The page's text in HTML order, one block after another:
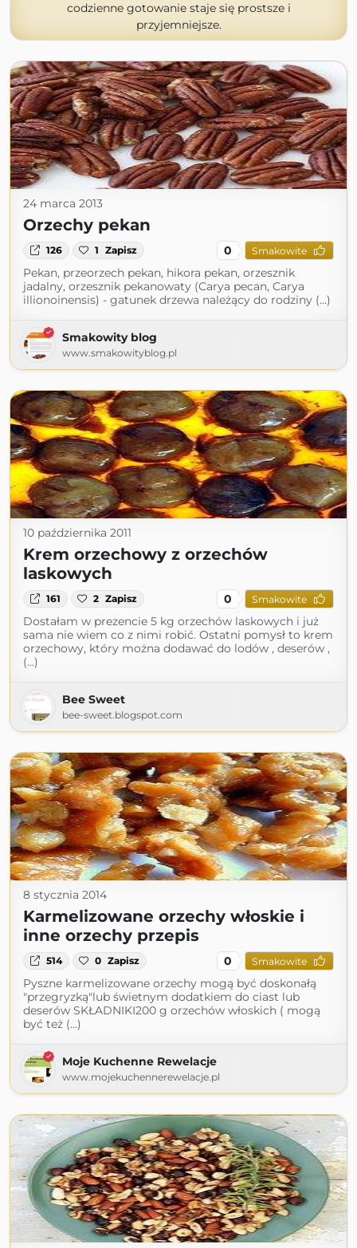
codzienne gotowanie staje się prostsze i
przyjemniejsze.
24 marca 2013
Orzechy pekan
126 1 Zapisz 0 Smakowite
Pekan, przeorzech pekan, hikora pekan, orzesznik
jadalny, orzesznik pekanowaty (Carya pecan, Carya
illionoinensis) - gatunek drzewa należący do rodziny (...)
Smakowity blog
www.smakowityblog.pl
10 października 2011
Krem orzechowy z orzechów
laskowych
161 2 Zapisz 0 Smakowite
Dostałam w prezencie 5 kg orzechów laskowych i już
sama nie wiem co z nimi robić. Ostatni pomysł to krem
orzechowy, który można dodawać do lodów , deserów ,
(...)
Bee Sweet
bee-sweet.blogspot.com
8 stycznia 2014
Karmelizowane orzechy włoskie i
inne orzechy przepis
514 0 Zapisz 0 Smakowite
Pyszne karmelizowane orzechy mogą być doskonałą
"przegryzką"lub świetnym dodatkiem do ciast lub
deserów SKŁADNIKI200 g orzechów włoskich ( mogą
być też (...)
Moje Kuchenne Rewelacje
www.mojekuchennerewelacje.pl